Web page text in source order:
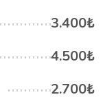
3.400₺
4.500₺
2.700₺